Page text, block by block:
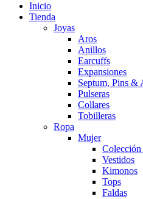
Inicio
Tienda
Joyas
Aros
Anillos
Earcuffs
Expansiones
Septum, Pins &
Pulseras
Collares
Tobilleras
Ropa
Mujer
Vestidos
Kimonos
Tops
Faldas